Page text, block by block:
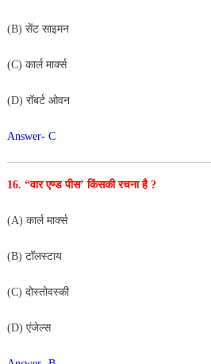
(B) सेंट साइमन
(C) कार्ल मार्क्स
(D) रॉबर्ट ओवन
Answer- C
16. “वार एण्ड पीस’ किंसकी रचना है ?
(A) कार्ल मार्क्स
(B) टॉलस्टाय
(C) दोस्तोवस्की
(D) एंजेल्स